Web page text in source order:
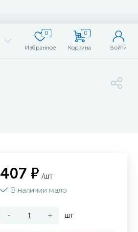
0
Избранное
0
Корзина Войти
407 ₽ /шт
В наличии мало
- + шт